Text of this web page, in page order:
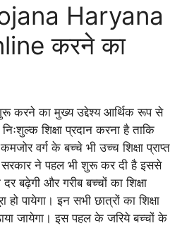
Haryana
करने का
शुरू करने का मुख्य उद्देश्य आर्थिक रूप से
शिक्षा प्रदान करना है ताकि
वर्ग के बच्चे भी उच्च शिक्षा प्राप्त
ने पहल भी शुरू कर दी है इससे
दर बढ़ेगी और गरीब बच्चों का शिक्षा
हो पायेगा। इन सभी छात्रों का शिक्षा
जायेगा। इस पहल के जरिये बच्चों के